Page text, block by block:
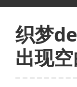
织梦
出现空